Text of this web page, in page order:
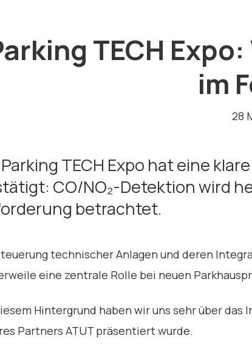
TECH
im
28
TECH Expo hat eine
CO/NO₂-Detektion wird
betrachtet.
technischer Anlagen und deren
eine zentrale Rolle bei neuen
Hintergrund haben wir uns sehr über
Partners ATUT präsentiert wurde.